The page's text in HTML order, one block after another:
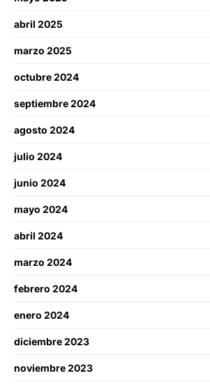
abril 2025
marzo 2025
octubre 2024
septiembre 2024
agosto 2024
julio 2024
junio 2024
mayo 2024
abril 2024
marzo 2024
febrero 2024
enero 2024
diciembre 2023
noviembre 2023